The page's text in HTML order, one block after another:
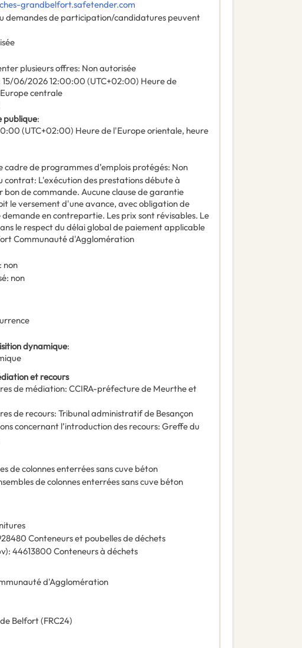
grandbelfort.safetender.com
demandes de participation/candidatures peuvent
plusieurs offres: Non autorisée
15/06/202612:00:00 (UTC+02:00) Heure de
centrale
publique:
(UTC+02:00) Heure de l'Europe orientale, heure
de programmes d’emplois protégés: Non
contrat: L'exécution des prestations débute à
de commande. Aucune clause de garantie
le versement d'une avance, avec obligation de
en contrepartie. Les prix sont révisables. Le
le respect du délai global de paiement applicable
Communauté d'Agglomération
: non
: non
dynamique:
et recours
de médiation: CCIRA-préfecture de Meurthe et
de recours: Tribunal administratif de Besançon
concernant l’introduction des recours: Greffe du
de colonnes enterrées sans cuve béton
de colonnes enterrées sans cuve béton
Conteneurs et poubelles de déchets
): 44613800 Conteneurs à déchets
d'Agglomération
Belfort(FRC24)